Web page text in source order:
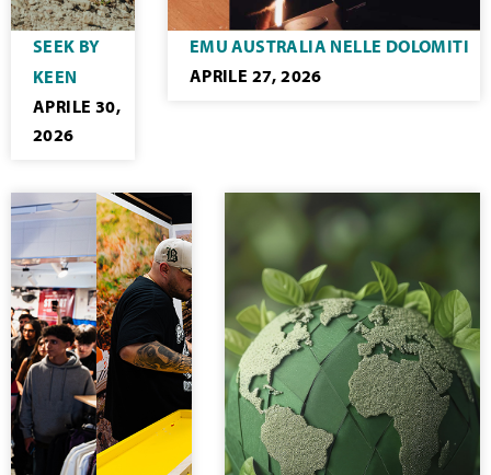
SEEK BY
KEEN
APRILE 30,
2026
EMU AUSTRALIA NELLE DOLOMITI
APRILE 27, 2026